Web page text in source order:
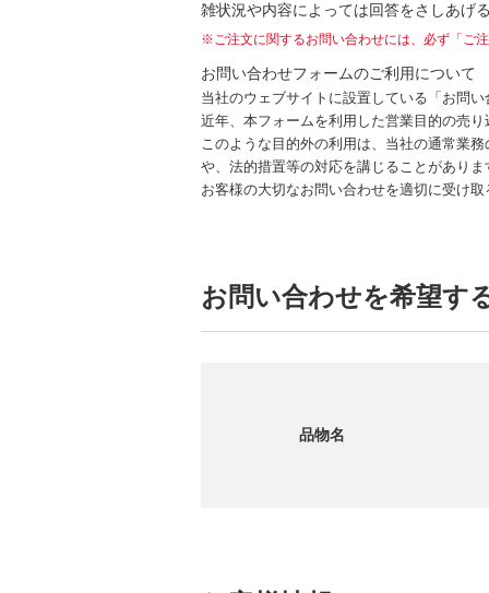
雑状況や内容によっては回答をさしあげ
※ご注文に関するお問い合わせには、必ず「ご
お問い合わせフォームのご利用について
当社のウェブサイトに設置している「お問
近年、本フォームを利用した営業目的の売
このような目的外の利用は、当社の通常業
や、法的措置等の対応を講じることがありま
お客様の大切なお問い合わせを適切に受け
お問い合わせを希望す
品物名